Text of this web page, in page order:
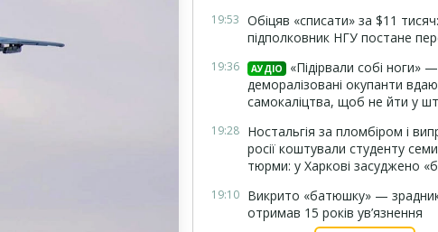
19:53 Обіцяв «списати» за $11 тисяч:
підполковник НГУ постане
19:36 АУДІО
«Підірвали собі ноги» —
деморалізовані окупанти
самокаліцтва, щоб не йти у
19:28 Ностальгія за пломбіром і
росії коштували студенту
тюрми: у Харкові засуджено
19:10 Викрито «батюшку» —
отримав 15 років ув’язнення